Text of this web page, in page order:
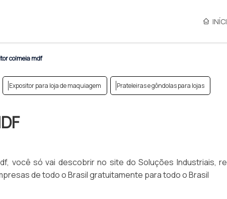
colmeia mdf
Expositor para loja de maquiagem Prateleiras e gôndolas para lojas
você só vai descobrir no site do Soluções Industriais,
de todo o Brasil gratuitamente para todo o Brasil